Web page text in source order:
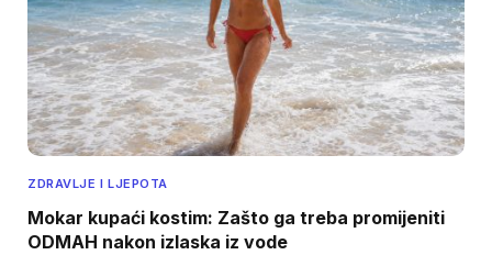
ZDRAVLJE I LJEPOTA
Mokar kupaći kostim: Zašto ga treba promijeniti
ODMAH nakon izlaska iz vode